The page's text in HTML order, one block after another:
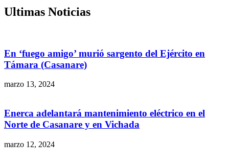
Ultimas Noticias
En ‘fuego amigo’ murió sargento del Ejército en
Támara (Casanare)
marzo 13, 2024
Enerca adelantará mantenimiento eléctrico en el
Norte de Casanare y en Vichada
marzo 12, 2024